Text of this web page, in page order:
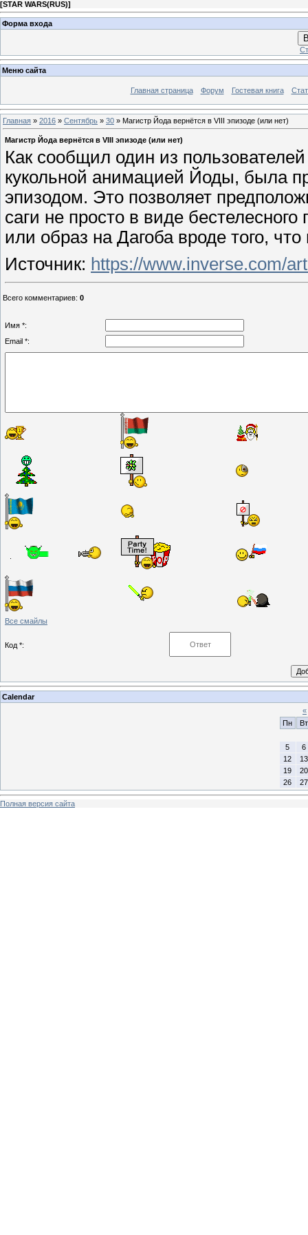
[STAR WARS(RUS)]
Форма входа
Меню сайта
Главная страница Форум Гостевая книга
Главная » 2016 » Сентябрь » 30 » Магистр Йода вернётся в VIII эпизоде (или нет)
Магистр Йода вернётся в VIII эпизоде (или нет)
Как сообщил один из
кукольной анимацией Йоды, была
эпизодом. Это позволяет
саги не просто в виде
или образ на Дагоба вроде того,
Источник: https://www.inverse.com/
Всего комментариев: 0
Имя *:
Email *:
Все смайлы
Код *:
Calendar
«
Пн
Вт
5
6
12
13
19
20
26
27
Полная версия сайта